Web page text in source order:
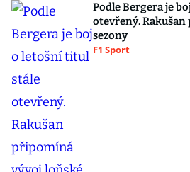
Podle Bergera je
otevřený.
sezony
F1 Sport